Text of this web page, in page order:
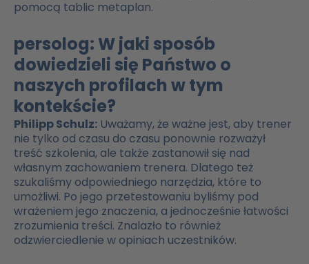
pomocą tablic metaplan.
persolog: W jaki sposób
dowiedzieli się Państwo o
naszych profilach w tym
kontekście?
Philipp Schulz: Uważamy, że ważne jest, aby trener
nie tylko od czasu do czasu ponownie rozważył
treść szkolenia, ale także zastanowił się nad
własnym zachowaniem trenera. Dlatego też
szukaliśmy odpowiedniego narzędzia, które to
umożliwi. Po jego przetestowaniu byliśmy pod
wrażeniem jego znaczenia, a jednocześnie łatwości
zrozumienia treści. Znalazło to również
odzwierciedlenie w opiniach uczestników.